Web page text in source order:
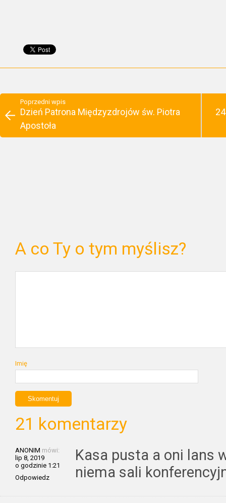
Poprzedni wpis
Dzień Patrona Międzyzdrojów św. Piotra
Apostoła
A co Ty o tym myślisz?
Imię
21 komentarzy
ANONIM mówi:
lip 8, 2019
o godzinie 1:21
Odpowiedz
Kasa pusta a oni lans
niema sali